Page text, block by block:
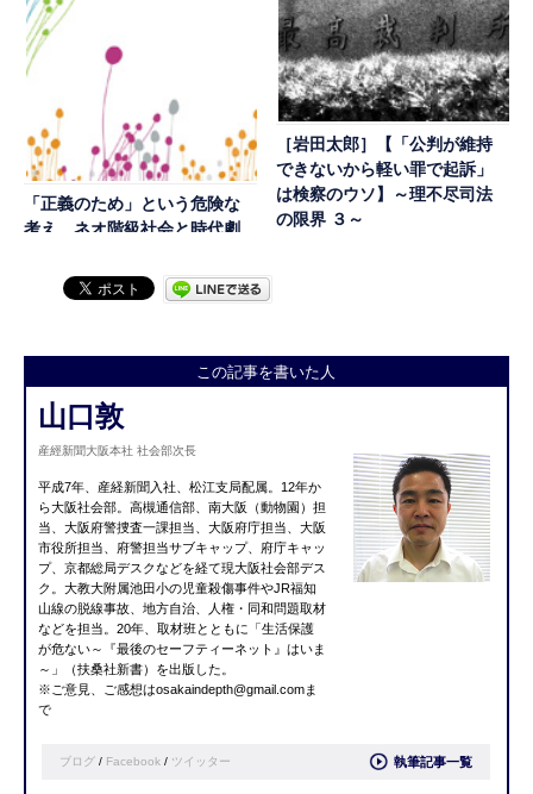
「正義のため」という危険な
考え ネオ階級社会と時代劇
［岩田太郎］【「公判が維持
できないから軽い罪で起訴」
は検察のウソ】～理不尽司法
の限界 ３～
この記事を書いた人
山口敦
産經新聞大阪本社 社会部次長
平成7年、産経新聞入社、松江支局配属。12年か
ら大阪社会部。高槻通信部、南大阪（動物園）担
当、大阪府警捜査一課担当、大阪府庁担当、大阪
市役所担当、府警担当サブキャップ、府庁キャッ
プ、京都総局デスクなどを経て現大阪社会部デス
ク。大教大附属池田小の児童殺傷事件やJR福知
山線の脱線事故、地方自治、人権・同和問題取材
などを担当。20年、取材班とともに「生活保護
が危ない～『最後のセーフティーネット』はいま
～」（扶桑社新書）を出版した。
※ご意見、ご感想はosakaindepth@gmail.comま
で
ブログ / Facebook / ツイッター 執筆記事一覧